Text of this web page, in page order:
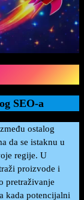
SEO-a
ostalog
da se istaknu u
regije. U
proizvode i
pretraživanje
kada potencijalni